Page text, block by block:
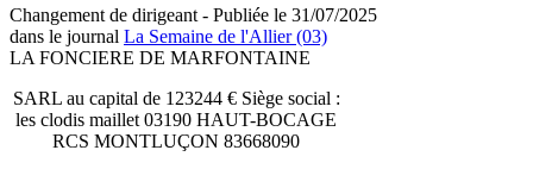
Changement de dirigeant - Publiée le 31/07/2025
dans le journal La Semaine de l'Allier (03)
LA FONCIERE DE MARFONTAINE
SARL au capital de 123244 € Siège social :
les clodis maillet 03190 HAUT-BOCAGE
RCS MONTLUÇON 83668090